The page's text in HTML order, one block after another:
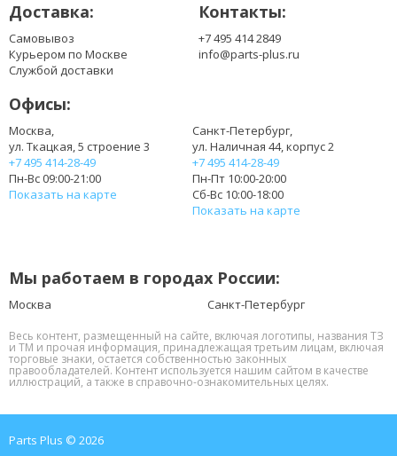
Доставка:
Самовывоз
Курьером по Москве
Службой доставки
Контакты:
+7 495 414 2849
info@parts-plus.ru
Офисы:
Москва,
ул. Ткацкая, 5 строение 3
+7 495 414-28-49
Пн-Вс 09:00-21:00
Показать на карте
Санкт-Петербург,
ул. Наличная 44, корпус 2
+7 495 414-28-49
Пн-Пт 10:00-20:00
Сб-Вс 10:00-18:00
Показать на карте
Мы работаем в городах России:
Москва Санкт-Петербург
Весь контент, размещенный на сайте, включая логотипы, названия ТЗ
и ТМ и прочая информация, принадлежащая третьим лицам, включая
торговые знаки, остается собственностью законных
правообладателей. Контент используется нашим сайтом в качестве
иллюстраций, а также в справочно-ознакомительных целях.
Parts Plus © 2026